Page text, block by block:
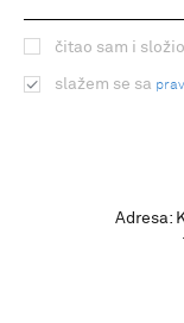
čitao sam i
slažem se sa
Adresa: